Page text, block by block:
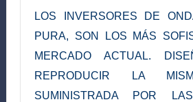
LOS INVERSORES DE
PURA, SON LOS MÁS
MERCADO ACTUAL.
REPRODUCIR LA
SUMINISTRADA POR